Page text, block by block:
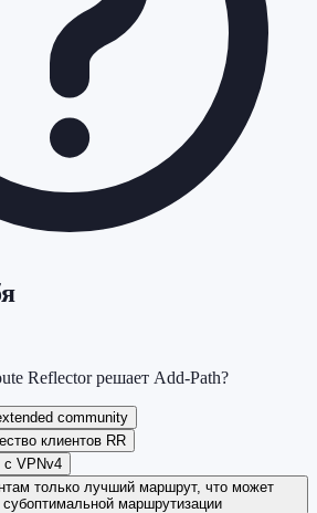
Reflector решает Add-Path?
community
клиентов RR
с VPNv4
только лучший маршрут, что может
субоптимальной маршрутизации